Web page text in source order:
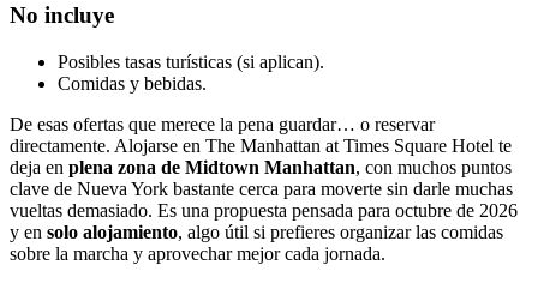
No incluye
Posibles tasas turísticas (si aplican).
Comidas y bebidas.
De esas ofertas que merece la pena guardar… o reservar
directamente. Alojarse en The Manhattan at Times Square Hotel te
deja en plena zona de Midtown Manhattan, con muchos puntos
clave de Nueva York bastante cerca para moverte sin darle muchas
vueltas demasiado. Es una propuesta pensada para octubre de 2026
y en solo alojamiento, algo útil si prefieres organizar las comidas
sobre la marcha y aprovechar mejor cada jornada.